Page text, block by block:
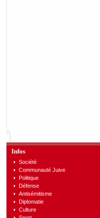
Infos
Société
Communauté Juive
Politique
Défense
Antisémitisme
Diplomatie
Culture